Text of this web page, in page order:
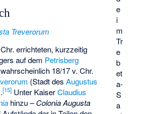
e
i
m
Tr
e
b
et
a-
S
a
Treverorum
errichteten, kurzzeitig
auf dem Petrisberg
18/17 v. Chr.
(Stadt desAugustus
[15] Unter KaiserClaudius
hinzu –Colonia Augusta